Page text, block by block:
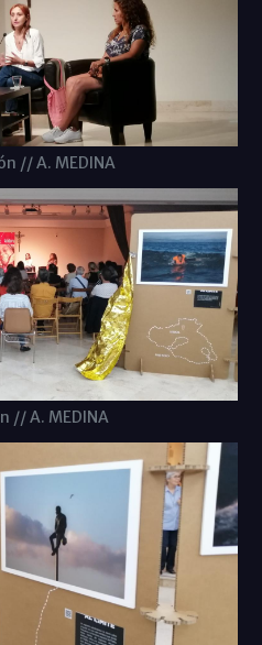
// A. MEDINA
// A. MEDINA